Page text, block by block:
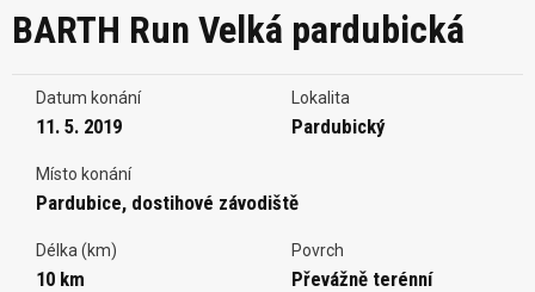
BARTH Run Velká pardubická
Datum konání
11. 5. 2019
Lokalita
Pardubický
Místo konání
Pardubice, dostihové závodiště
Délka (km)
10 km
Povrch
Převážně terénní